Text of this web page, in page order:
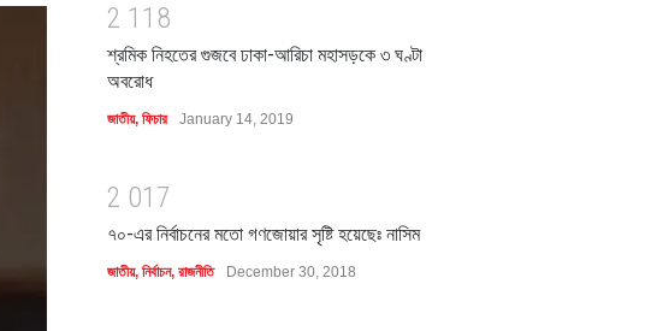
2 1 1 8
শ্রমিক নিহতের গুজবে ঢাকা-আরিচা মহাসড়কে ৩ ঘণ্টা
অবরোধ
জাতীয়, ফিচার January 14, 2019
2 01 7
৭০-এর নির্বাচনের মতো গণজোয়ার সৃষ্টি হয়েছেঃ নাসিম
জাতীয়, নির্বাচন, রাজনীতি December 30, 2018